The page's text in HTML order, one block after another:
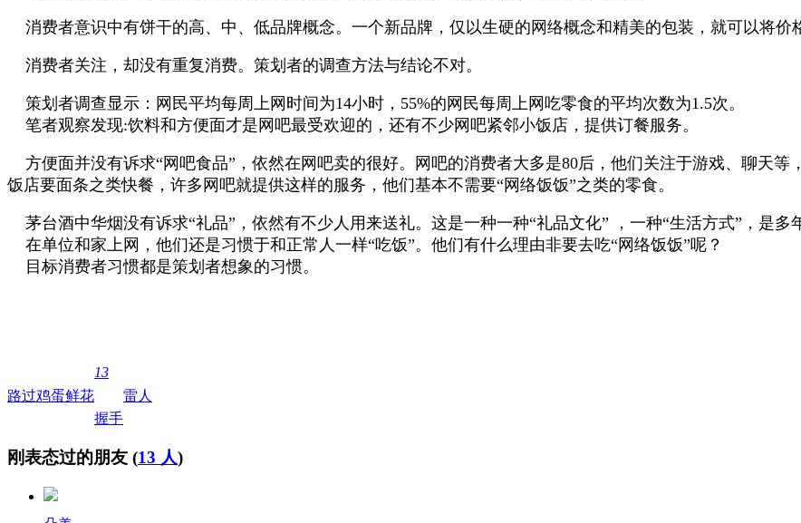
消费者意识中有饼干的高、中、低品牌概念。一个新品牌，仅以生硬的网络概念和精美的包装，就可以将价
消费者关注，却没有重复消费。策划者的调查方法与结论不对。
策划者调查显示：网民平均每周上网时间为14小时， 55%的网民每周上网吃零食的平均次数为1.5次。
笔者观察发现:饮料和方便面才是网吧最受欢迎的，还有不少网吧紧邻小饭店，提供订餐服务。
方便面并没有诉求“网吧食品”，依然在网吧卖的很好。网吧的消费者大多是80后，他们关注于游戏、聊天等
饭店要面条之类快餐，许多网吧就提供这样的服务，他们基本不需要“网络饭饭”之类的零食。
茅台酒中华烟没有诉求“礼品”，依然有不少人用来送礼。这是一种一种“礼品文化” ，一种“生活方式”，是多
在单位和家上网，他们还是习惯于和正常人一样“吃饭”。他们有什么理由非要去吃“网络饭饭”呢？
目标消费者习惯都是策划者想象的习惯。
路过鸡蛋鲜花
13
握手
雷人
刚表态过的朋友 (13 人)